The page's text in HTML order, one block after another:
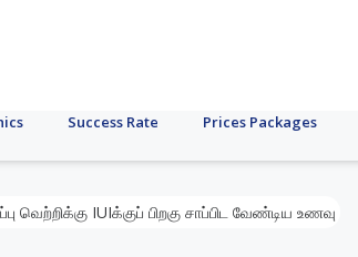
Success Rate Prices Packages
வெற்றிக்கு IUIக்குப் பிறகு சாப்பிட வேண்டிய உணவு